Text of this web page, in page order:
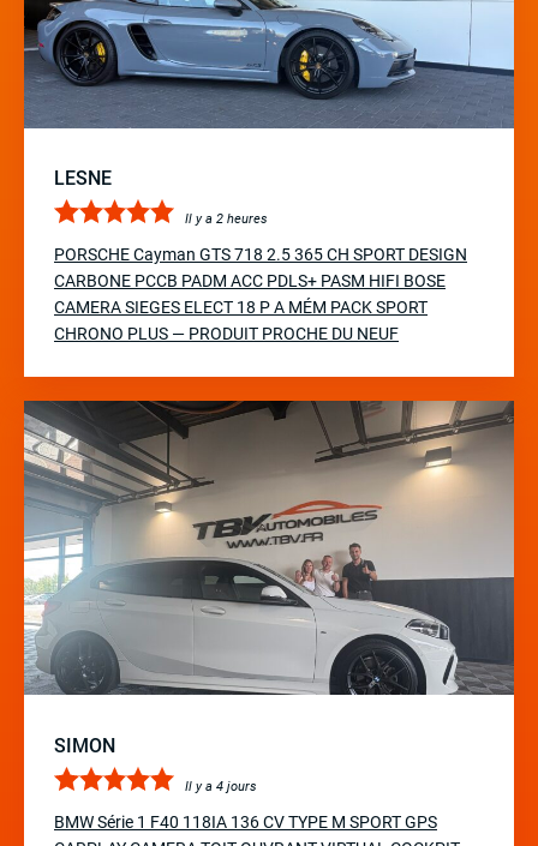
LESNE
Il y a 2 heures
PORSCHE Cayman GTS 718 2.5 365 CH SPORT DESIGN
CARBONE PCCB PADM ACC PDLS+ PASM HIFI BOSE
CAMERA SIEGES ELECT 18 P A MÉM PACK SPORT
CHRONO PLUS — PRODUIT PROCHE DU NEUF
SIMON
Il y a 4 jours
BMW Série 1 F40 118IA 136 CV TYPE M SPORT GPS